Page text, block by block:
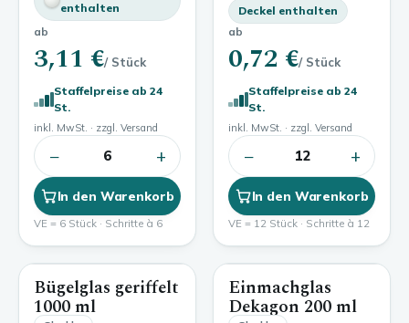
enthalten
ab
3,11 €/ Stück
Staffelpreise ab 24
St.
inkl. MwSt. · zzgl. Versand
− 6 +
In den Warenkorb
VE = 6 Stück · Schritte à 6
Deckel enthalten
ab
0,72 €/ Stück
Staffelpreise ab 24
St.
inkl. MwSt. · zzgl. Versand
− 12 +
In den Warenkorb
VE = 12 Stück · Schritte à 12
1000 ml
Bügelglas geriffelt
1000 ml
200 ml
Einmachglas
Dekagon 200 ml